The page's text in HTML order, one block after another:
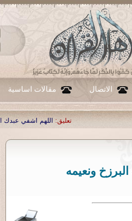
الاتصال مقالات اساسية
اشفي عبدك احمد صبحي منصور|تعليق: ...
ونعيمه